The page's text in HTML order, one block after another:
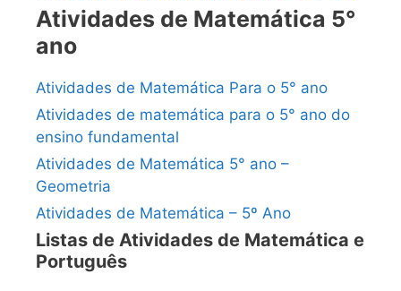
Atividades de Matemática 5°
ano
Atividades de Matemática Para o 5° ano
Atividades de matemática para o 5° ano do
ensino fundamental
Atividades de Matemática 5° ano –
Geometria
Atividades de Matemática – 5º Ano
Listas de Atividades de Matemática e
Português